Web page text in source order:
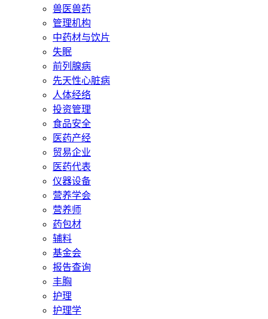
兽医兽药
管理机构
中药材与饮片
失眠
前列腺病
先天性心脏病
人体经络
投资管理
食品安全
医药产经
贸易企业
医药代表
仪器设备
营养学会
营养师
药包材
辅料
基金会
报告查询
丰胸
护理
护理学